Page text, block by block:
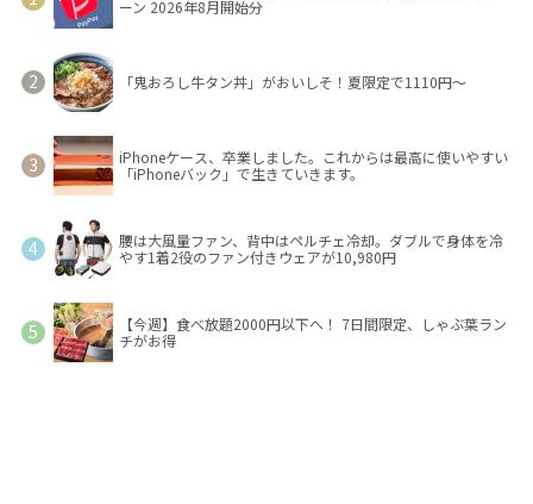
ーン 2026年8月開始分
「鬼おろし牛タン丼」がおいしそ！夏限定で1110円～
iPhoneケース、卒業しました。これからは最高に使いやすい
「iPhoneバック」で生きていきます。
腰は大風量ファン、背中はペルチェ冷却。ダブルで身体を冷
やす1着2役のファン付きウェアが10,980円
【今週】食べ放題2000円以下へ！ 7日間限定、しゃぶ葉ラン
チがお得